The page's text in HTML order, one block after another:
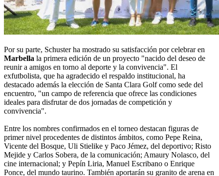
Por su parte, Schuster ha mostrado su satisfacción por celebrar en
Marbella la primera edición de un proyecto "nacido del deseo de
reunir a amigos en torno al deporte y la convivencia". El
exfutbolista, que ha agradecido el respaldo institucional, ha
destacado además la elección de Santa Clara Golf como sede del
encuentro, "un campo de referencia que ofrece las condiciones
ideales para disfrutar de dos jornadas de competición y
convivencia".
Entre los nombres confirmados en el torneo destacan figuras de
primer nivel procedentes de distintos ámbitos, como Pepe Reina,
Vicente del Bosque, Uli Stielike y Paco Jémez, del deportivo; Risto
Mejide y Carlos Sobera, de la comunicación; Amaury Nolasco, del
cine internacional; y Pepín Liria, Manuel Escribano o Enrique
Ponce, del mundo taurino. También aportarán su granito de arena en